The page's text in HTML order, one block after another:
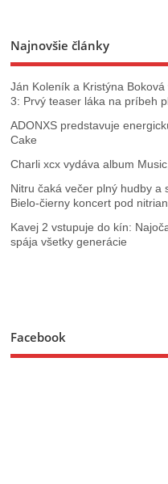
Najnovšie články
Ján Koleník a Kristýna
3: Prvý teaser láka na príbeh
ADONXS predstavuje
Cake
Charli xcx vydáva album
Nitru čaká večer plný hudby a
Bielo-čierny koncert pod
Kavej 2 vstupuje do kín:
spája všetky generácie
Facebook